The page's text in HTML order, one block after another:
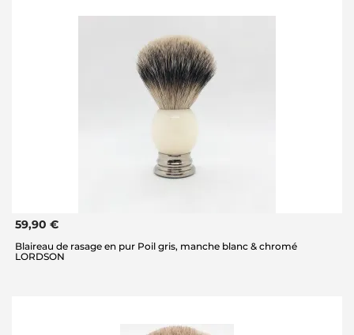
59,90 €
Blaireau de rasage en pur Poil gris, manche blanc & chromé
LORDSON